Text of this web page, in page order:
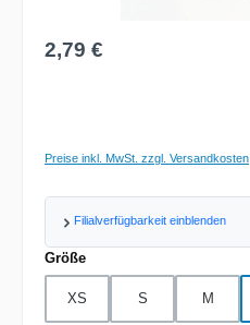
Regulärer Preis:
2,79 €
Preise inkl. MwSt. zzgl. Versandkosten
Filialverfügbarkeit einblenden
Größeauswählen
XS S M